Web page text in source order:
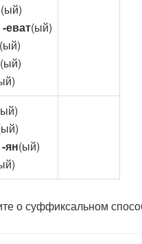
(ый)
-еват(ый)
(ый)
(ый)
-ян(ый)
о суффиксальном